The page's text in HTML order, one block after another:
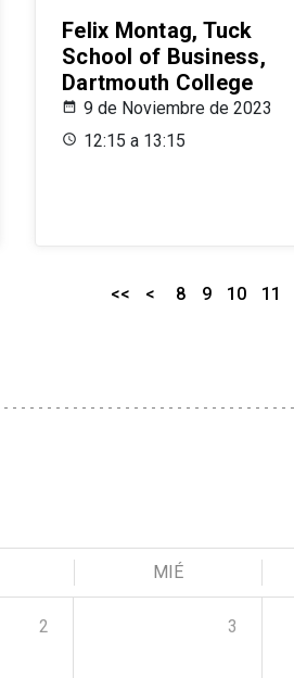
Felix Montag, Tuck
School of Business,
Dartmouth College
9 de Noviembre de 2023
12:15 a 13:15
<< < 8 9 10 11
MIÉ
2 3